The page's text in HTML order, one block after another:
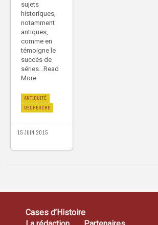
sujets
historiques,
notamment
antiques,
comme en
témoigne le
succès de
séries...Read
More
ANTIQUITÉ
RECHERCHE
15 JUIN 2015
Cases d’Histoire